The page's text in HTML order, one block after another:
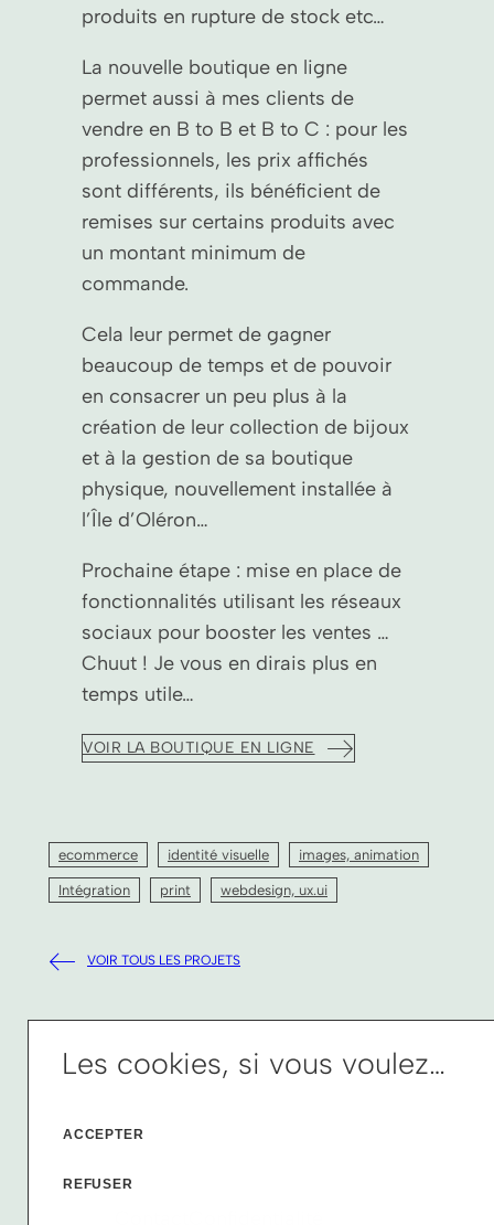
Les cookies, si vous voulez…
ACCEPTER
REFUSER
produits en rupture de stock etc…
La nouvelle boutique en ligne
permet aussi à mes clients de
vendre en B to B et B to C : pour les
professionnels, les prix affichés
sont différents, ils bénéficient de
remises sur certains produits avec
un montant minimum de
commande.
Cela leur permet de gagner
beaucoup de temps et de pouvoir
en consacrer un peu plus à la
création de leur collection de bijoux
et à la gestion de sa boutique
physique, nouvellement installée à
l’Île d’Oléron…
Prochaine étape : mise en place de
fonctionnalités utilisant les réseaux
sociaux pour booster les ventes …
Chuut ! Je vous en dirais plus en
temps utile…
VOIR LA BOUTIQUE EN LIGNE
ecommerce identité visuelle images, animation
Intégration print webdesign, ux.ui
VOIR TOUS LES PROJETS